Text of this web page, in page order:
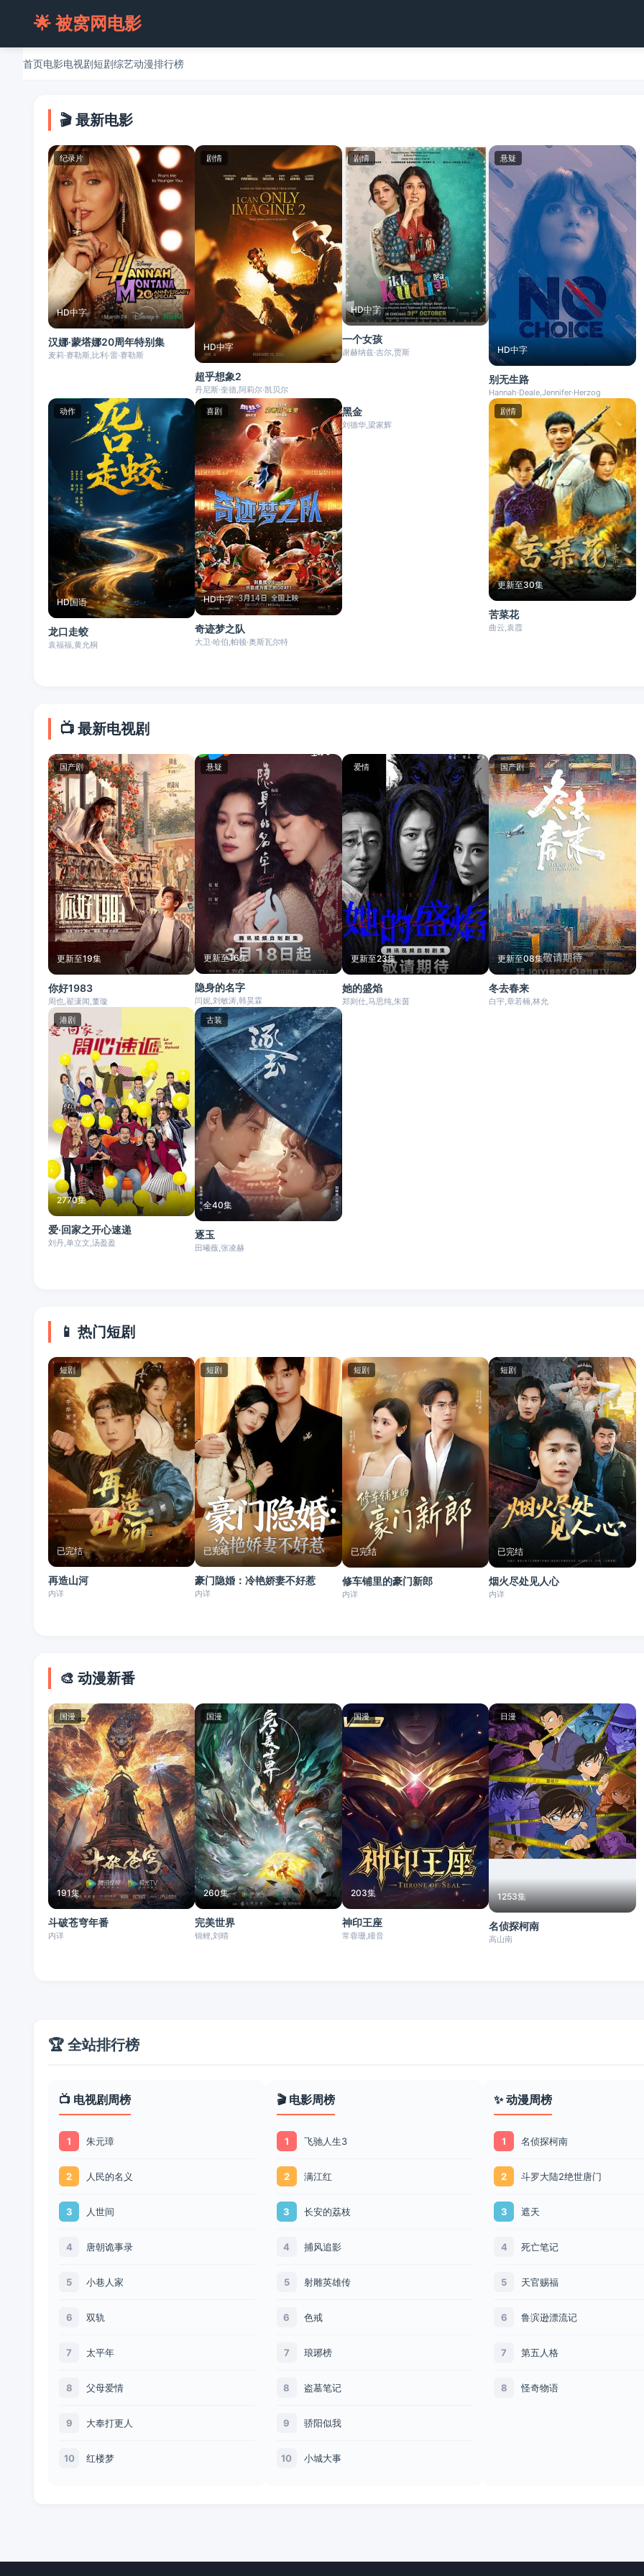
🌟 被窝网电影
首页电影电视剧短剧综艺动漫排行榜
🎬 最新电影
纪录片
HD中字
汉娜·蒙塔娜20周年特别集
麦莉·赛勒斯,比利·雷·赛勒斯
剧情
HD中字
超乎想象2
丹尼斯·奎德,阿莉尔·凯贝尔
剧情
HD中字
一个女孩
谢赫纳兹·吉尔,贾斯
悬疑
HD中字
别无生路
Hannah·Deale,Jennifer·Herzog
动作
HD国语
龙口走蛟
袁福福,黄允桐
喜剧
HD中字
奇迹梦之队
大卫·哈伯,帕顿·奥斯瓦尔特
动作
黑金
刘德华,梁家辉
剧情
更新至30集
苦菜花
曲云,袁霞
📺 最新电视剧
国产剧
更新至19集
你好1983
周也,翟潇闻,董璇
悬疑
更新至16集
隐身的名字
闫妮,刘敏涛,韩昊霖
爱情
更新至23集
她的盛焰
郑则仕,马思纯,朱茵
国产剧
更新至08集
冬去春来
白宇,章若楠,林允
港剧
2770集
爱·回家之开心速递
刘丹,单立文,汤盈盈
古装
全40集
逐玉
田曦薇,张凌赫
📱 热门短剧
短剧
已完结
再造山河
内详
短剧
已完结
豪门隐婚：冷艳娇妻不好惹
内详
短剧
已完结
修车铺里的豪门新郎
内详
短剧
已完结
烟火尽处见人心
内详
🎨 动漫新番
国漫
191集
斗破苍穹年番
内详
国漫
260集
完美世界
锦鲤,刘晴
国漫
203集
神印王座
常蓉珊,瞳音
日漫
1253集
名侦探柯南
高山南
🏆 全站排行榜
📺 电视剧周榜
1 朱元璋
2 人民的名义
3 人世间
4 唐朝诡事录
5 小巷人家
6 双轨
7 太平年
8 父母爱情
9 大奉打更人
10 红楼梦
🎬 电影周榜
1 飞驰人生3
2 满江红
3 长安的荔枝
4 捕风追影
5 射雕英雄传
6 色戒
7 琅琊榜
8 盗墓笔记
9 骄阳似我
10 小城大事
✨ 动漫周榜
1 名侦探柯南
2 斗罗大陆2绝世唐门
3 遮天
4 死亡笔记
5 天官赐福
6 鲁滨逊漂流记
7 第五人格
8 怪奇物语